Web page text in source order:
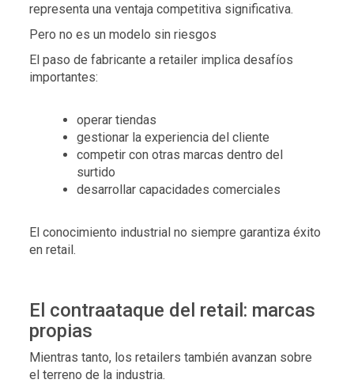
representa una ventaja competitiva significativa.
Pero no es un modelo sin riesgos
El paso de fabricante a retailer implica desafíos
importantes:
operar tiendas
gestionar la experiencia del cliente
competir con otras marcas dentro del
surtido
desarrollar capacidades comerciales
El conocimiento industrial no siempre garantiza éxito
en retail.
El contraataque del retail: marcas
propias
Mientras tanto, los retailers también avanzan sobre
el terreno de la industria.